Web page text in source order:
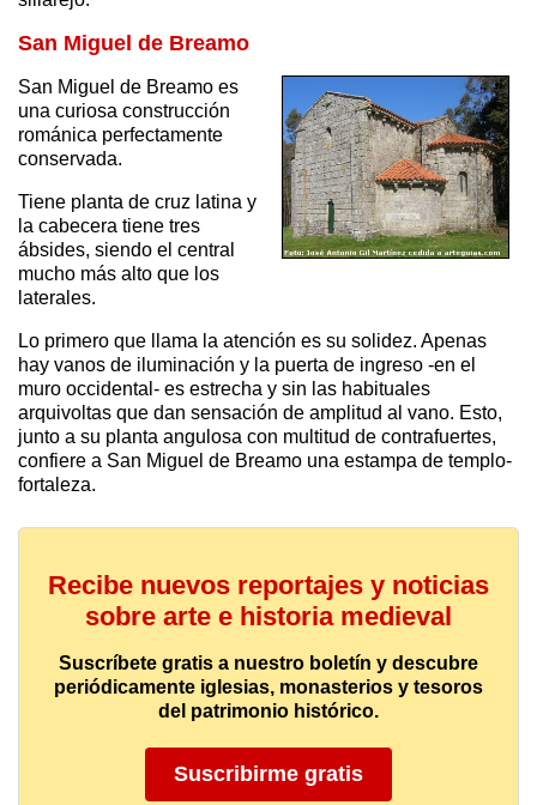
San Miguel de Breamo
San Miguel de Breamo es
una curiosa construcción
románica perfectamente
conservada.
Tiene planta de cruz latina y
la cabecera tiene tres
ábsides, siendo el central
mucho más alto que los
laterales.
Lo primero que llama la atención es su solidez. Apenas
hay vanos de iluminación y la puerta de ingreso -en el
muro occidental- es estrecha y sin las habituales
arquivoltas que dan sensación de amplitud al vano. Esto,
junto a su planta angulosa con multitud de contrafuertes,
confiere a San Miguel de Breamo una estampa de templo-
fortaleza.
Recibe nuevos reportajes y noticias
sobre arte e historia medieval
Suscríbete gratis a nuestro boletín y descubre
periódicamente iglesias, monasterios y tesoros
del patrimonio histórico.
Suscribirme gratis